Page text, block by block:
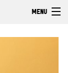
MENU